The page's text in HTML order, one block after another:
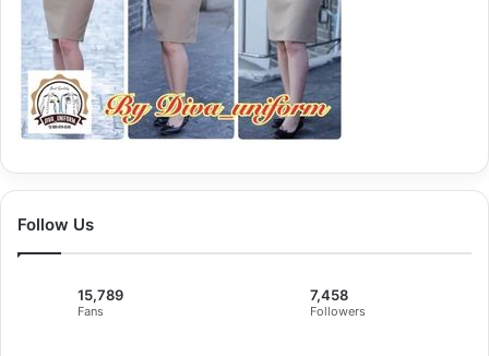
Follow Us
15,789
Fans
7,458
Followers